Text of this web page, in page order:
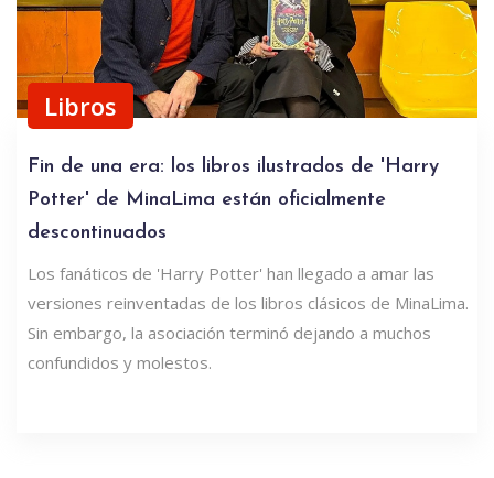
Libros
Fin de una era: los libros ilustrados de 'Harry
Potter' de MinaLima están oficialmente
descontinuados
Los fanáticos de 'Harry Potter' han llegado a amar las
versiones reinventadas de los libros clásicos de MinaLima.
Sin embargo, la asociación terminó dejando a muchos
confundidos y molestos.